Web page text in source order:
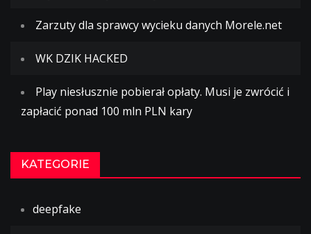
Zarzuty dla sprawcy wycieku danych Morele.net
WK DZIK HACKED
Play niesłusznie pobierał opłaty. Musi je zwrócić i
zapłacić ponad 100 mln PLN kary
KATEGORIE
deepfake